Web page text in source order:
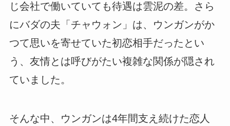
じ会社で働いていても待遇は雲泥の差。さら
にバダの夫「チャウォン」は、ウンガンがか
つて思いを寄せていた初恋相手だったとい
う、友情とは呼びがたい複雑な関係が隠され
ていました。
そんな中、ウンガンは4年間支え続けた恋人